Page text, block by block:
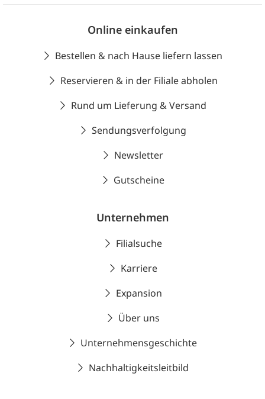
Online einkaufen
Bestellen & nach Hause liefern lassen
Reservieren & in der Filiale abholen
Rund um Lieferung & Versand
Sendungsverfolgung
Newsletter
Gutscheine
Unternehmen
Filialsuche
Karriere
Expansion
Über uns
Unternehmensgeschichte
Nachhaltigkeitsleitbild